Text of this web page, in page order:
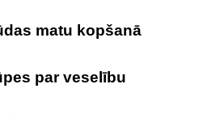
matu kopšanā
par veselību